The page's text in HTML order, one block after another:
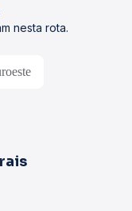
nesta rota.